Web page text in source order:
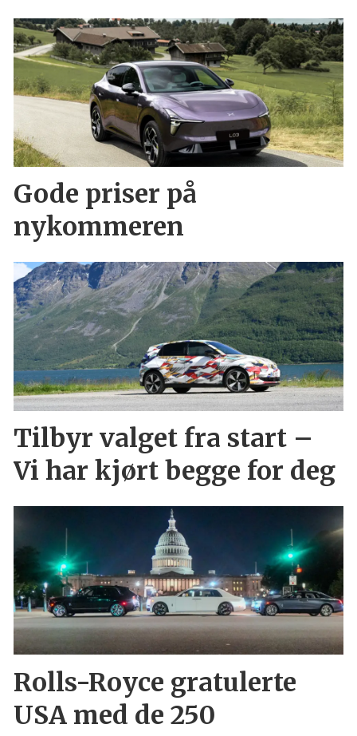
Gode priser på
nykommeren
Tilbyr valget fra start –
Vi har kjørt begge for deg
Rolls-Royce gratulerte
USA med de 250